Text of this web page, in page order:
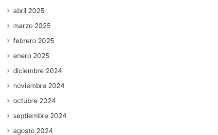
abril 2025
marzo 2025
febrero 2025
enero 2025
diciembre 2024
noviembre 2024
octubre 2024
septiembre 2024
agosto 2024